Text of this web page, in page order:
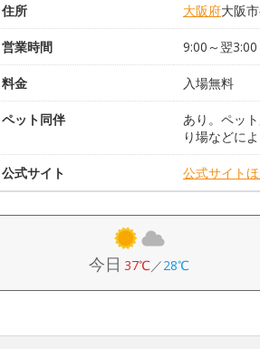
住所 大阪府大阪
営業時間 9:00～翌
料金 入場無料
ペット同伴
あり。ペッ
り場などに
公式サイト 公式サイト
今日 37℃／28℃